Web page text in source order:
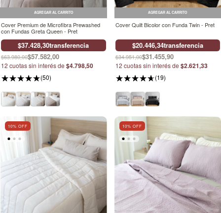
AGREGAR AL CARRITO
Cover Premium de Microfibra Prewashed
con Fundas Greta Queen - Pret
$37.428,30transferencia
$63.980,00$57.582,00
12 cuotas sin interés de $4.798,50
(50)
AGREGAR AL CARRITO
Cover Quilt Bicolor con Funda Twin - Pret
$20.446,34transferencia
$34.951,00$31.455,90
12 cuotas sin interés de $2.621,33
(19)
10% OFF 10% OFF